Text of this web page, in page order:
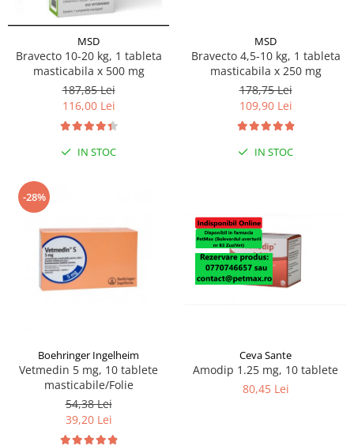
MSD
Bravecto 10-20 kg, 1 tableta
masticabila x 500 mg
187,85 Lei
116,00 Lei
IN STOC
MSD
Bravecto 4,5-10 kg, 1 tableta
masticabila x 250 mg
178,75 Lei
109,90 Lei
IN STOC
-28%
Boehringer Ingelheim
Vetmedin 5 mg, 10 tablete
masticabile/Folie
54,38 Lei
39,20 Lei
Ceva Sante
Amodip 1.25 mg, 10 tablete
80,45 Lei